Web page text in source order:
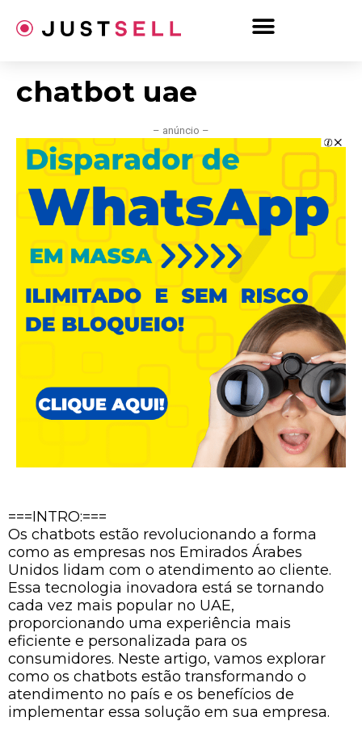
para
chatbot uae
– anúncio –
===INTRO:===
Os chatbots estão revolucionando a forma
como as empresas nos Emirados Árabes
Unidos lidam com o atendimento ao cliente.
Essa tecnologia inovadora está se tornando
cada vez mais popular no UAE,
proporcionando uma experiência mais
eficiente e personalizada para os
consumidores. Neste artigo, vamos explorar
como os chatbots estão transformando o
atendimento no país e os benefícios de
implementar essa solução em sua empresa.